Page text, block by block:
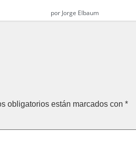
porJorge Elbaum
obligatorios están marcados con *